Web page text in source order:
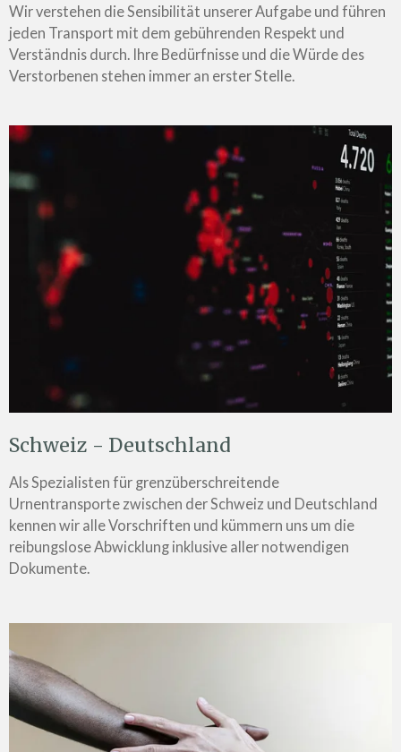
Wir verstehen die Sensibilität unserer Aufgabe und führen
jeden Transport mit dem gebührenden Respekt und
Verständnis durch. Ihre Bedürfnisse und die Würde des
Verstorbenen stehen immer an erster Stelle.
Schweiz - Deutschland
Als Spezialisten für grenzüberschreitende
Urnentransporte zwischen der Schweiz und Deutschland
kennen wir alle Vorschriften und kümmern uns um die
reibungslose Abwicklung inklusive aller notwendigen
Dokumente.